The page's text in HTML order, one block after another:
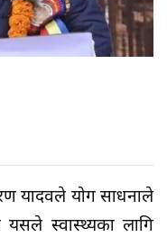
यादवले योग साधनाले
यसले स्वास्थ्यका लागि